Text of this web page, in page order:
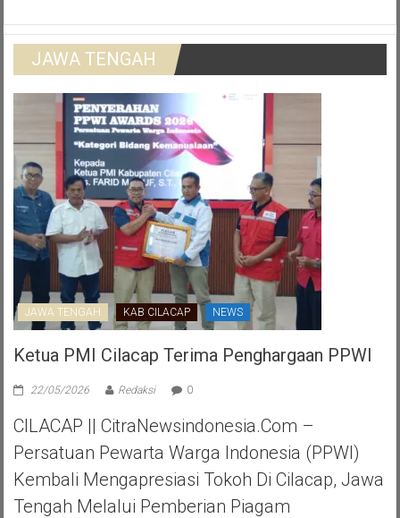
JAWA TENGAH
JAWA TENGAH KAB CILACAP NEWS
Ketua PMI Cilacap Terima Penghargaan PPWI
22/05/2026 Redaksi 0
CILACAP || CitraNewsindonesia.com –
Persatuan Pewarta Warga Indonesia (PPWI)
Kembali Mengapresiasi Tokoh Di Cilacap, Jawa
Tengah Melalui Pemberian Piagam